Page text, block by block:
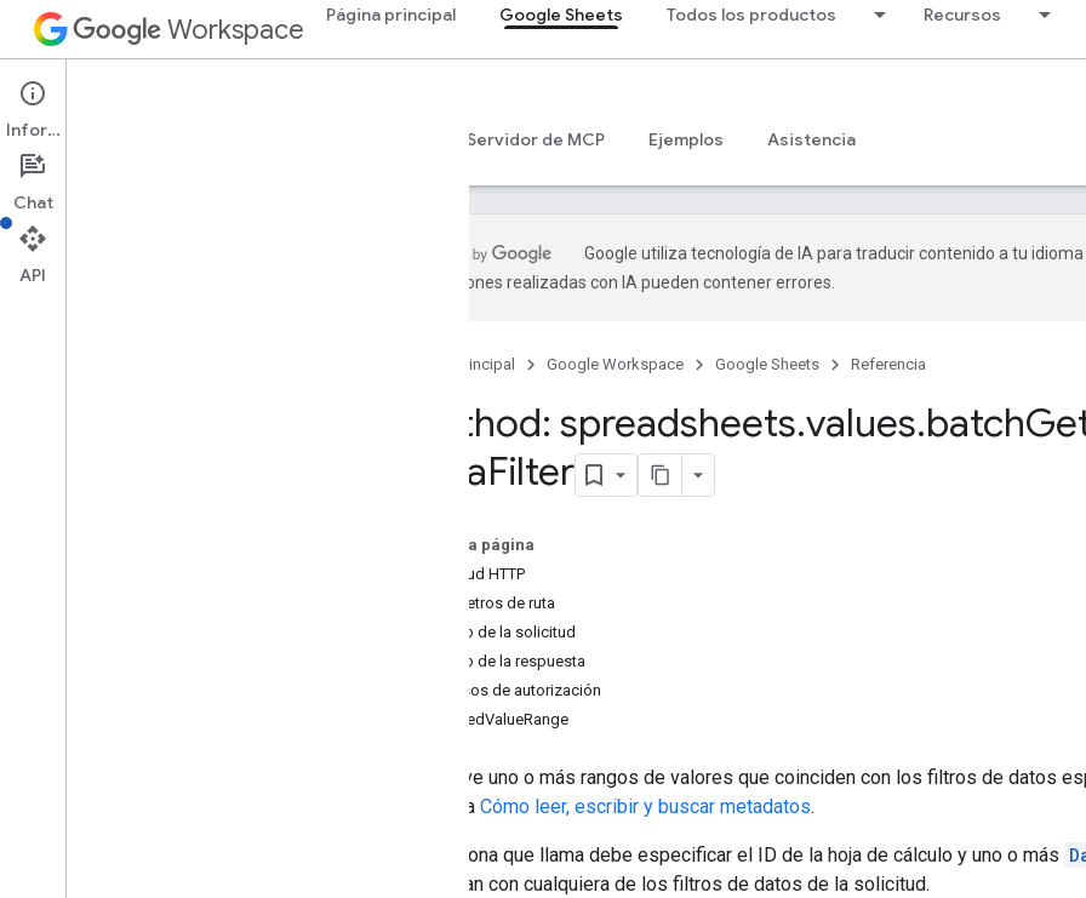
Workspace Página principal Google Sheets Todos los productos Recursos
Google Sheets
Descripción general Servidor de MCP Ejemplos Asistencia
Google utiliza tecnología de IA para traducir contenido a tu
traducciones realizadas con IA pueden contener errores.
Página principal Google Workspace Google Sheets Referencia
Method: spreadsheets.values.batch
DataFilter
En esta página
Solicitud HTTP
Parámetros de ruta
Cuerpo de la solicitud
Cuerpo de la respuesta
Permisos de autorización
MatchedValueRange
Devuelve uno o más rangos de valores que coinciden con los filtros de datos
consulta Cómo leer, escribir y buscar metadatos.
La persona que llama debe especificar el ID de la hoja de cálculo y uno o más
coincidan con cualquiera de los filtros de datos de la solicitud.
Información
Chat
API